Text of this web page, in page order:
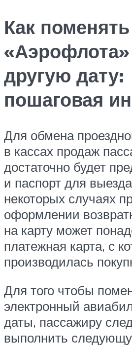
Как
другую дату:
пошаговая
Для обмена
в кассах продаж
достаточно будет
и паспорт для
некоторых случаях
оформлении
на карту может
платежная карта, с
производилась
Для того чтобы
электронный
даты, пассажиру
выполнить